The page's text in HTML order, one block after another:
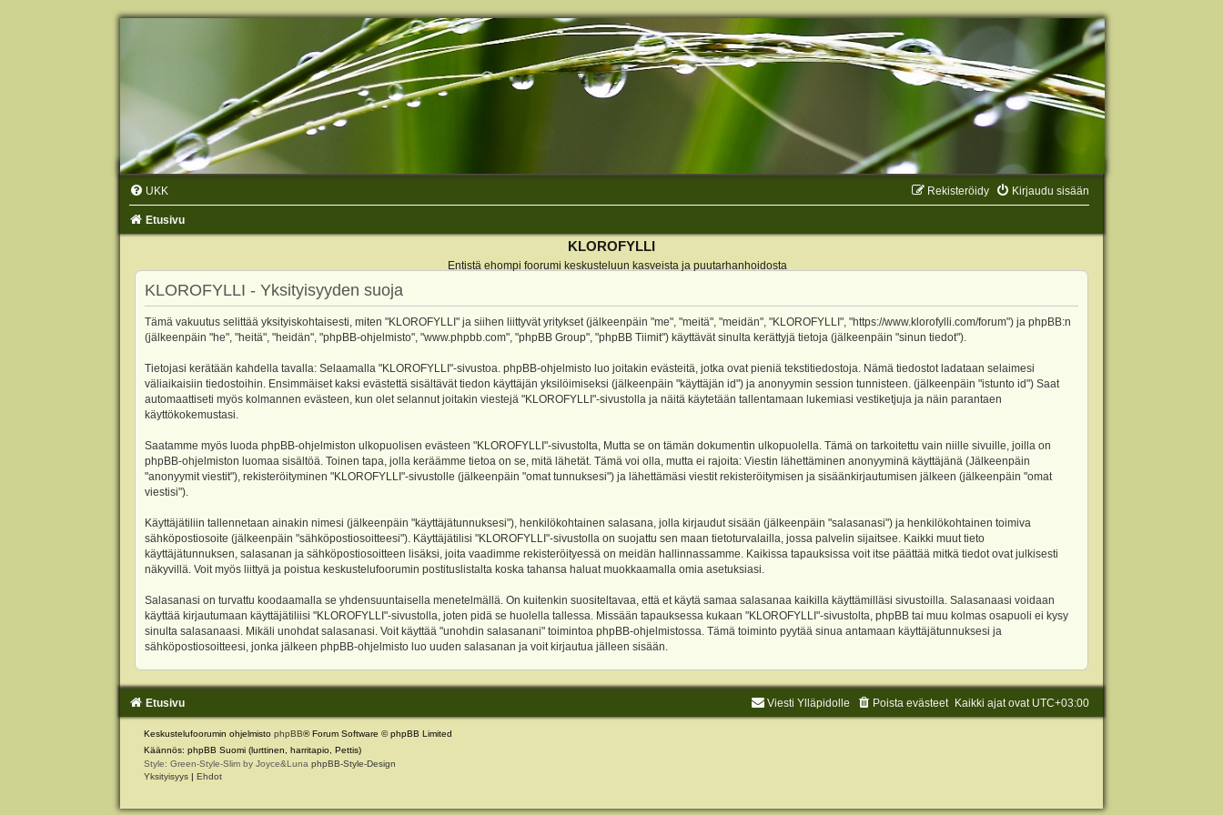
UKK Kirjaudu sisään
Rekisteröidy
Etusivu
KLOROFYLLI
Entistä ehompi foorumi keskusteluun kasveista ja puutarhanhoidosta
KLOROFYLLI - Yksityisyyden suoja
Tämä vakuutus selittää yksityiskohtaisesti, miten "KLOROFYLLI" ja siihen liittyvät yritykset (jälkeenpäin "me", "meitä", "meidän", "KLOROFYLLI", "https://www.klorofylli.com/forum") ja phpBB:n
(jälkeenpäin "he", "heitä", "heidän", "phpBB-ohjelmisto", "www.phpbb.com", "phpBB Group", "phpBB Tiimit") käyttävät sinulta kerättyjä tietoja (jälkeenpäin "sinun tiedot").
Tietojasi kerätään kahdella tavalla: Selaamalla "KLOROFYLLI"-sivustoa. phpBB-ohjelmisto luo joitakin evästeitä, jotka ovat pieniä tekstitiedostoja. Nämä tiedostot ladataan selaimesi
väliaikaisiin tiedostoihin. Ensimmäiset kaksi evästettä sisältävät tiedon käyttäjän yksilöimiseksi (jälkeenpäin "käyttäjän id") ja anonyymin session tunnisteen. (jälkeenpäin "istunto id") Saat
automaattiseti myös kolmannen evästeen, kun olet selannut joitakin viestejä "KLOROFYLLI"-sivustolla ja näitä käytetään tallentamaan lukemiasi vestiketjuja ja näin parantaen
käyttökokemustasi.
Saatamme myös luoda phpBB-ohjelmiston ulkopuolisen evästeen "KLOROFYLLI"-sivustolta, Mutta se on tämän dokumentin ulkopuolella. Tämä on tarkoitettu vain niille sivuille, joilla on
phpBB-ohjelmiston luomaa sisältöä. Toinen tapa, jolla keräämme tietoa on se, mitä lähetät. Tämä voi olla, mutta ei rajoita: Viestin lähettäminen anonyyminä käyttäjänä (Jälkeenpäin
"anonyymit viestit"), rekisteröityminen "KLOROFYLLI"-sivustolle (jälkeenpäin "omat tunnuksesi") ja lähettämäsi viestit rekisteröitymisen ja sisäänkirjautumisen jälkeen (jälkeenpäin "omat
viestisi").
Käyttäjätiliin tallennetaan ainakin nimesi (jälkeenpäin "käyttäjätunnuksesi"), henkilökohtainen salasana, jolla kirjaudut sisään (jälkeenpäin "salasanasi") ja henkilökohtainen toimiva
sähköpostiosoite (jälkeenpäin "sähköpostiosoitteesi"). Käyttäjätilisi "KLOROFYLLI"-sivustolla on suojattu sen maan tietoturvalailla, jossa palvelin sijaitsee. Kaikki muut tieto
käyttäjätunnuksen, salasanan ja sähköpostiosoitteen lisäksi, joita vaadimme rekisteröityessä on meidän hallinnassamme. Kaikissa tapauksissa voit itse päättää mitkä tiedot ovat julkisesti
näkyvillä. Voit myös liittyä ja poistua keskustelufoorumin postituslistalta koska tahansa haluat muokkaamalla omia asetuksiasi.
Salasanasi on turvattu koodaamalla se yhdensuuntaisella menetelmällä. On kuitenkin suositeltavaa, että et käytä samaa salasanaa kaikilla käyttämilläsi sivustoilla. Salasanaasi voidaan
käyttää kirjautumaan käyttäjätiliisi "KLOROFYLLI"-sivustolla, joten pidä se huolella tallessa. Missään tapauksessa kukaan "KLOROFYLLI"-sivustolta, phpBB tai muu kolmas osapuoli ei kysy
sinulta salasanaasi. Mikäli unohdat salasanasi. Voit käyttää "unohdin salasanani" toimintoa phpBB-ohjelmistossa. Tämä toiminto pyytää sinua antamaan käyttäjätunnuksesi ja
sähköpostiosoitteesi, jonka jälkeen phpBB-ohjelmisto luo uuden salasanan ja voit kirjautua jälleen sisään.
Etusivu Kaikki ajat ovat UTC+03:00
Poista evästeet
Viesti Ylläpidolle
Keskustelufoorumin ohjelmisto phpBB® Forum Software © phpBB Limited
Käännös: phpBB Suomi (lurttinen, harritapio, Pettis)
Style: Green-Style-Slim by Joyce&Luna phpBB-Style-Design
Yksityisyys | Ehdot